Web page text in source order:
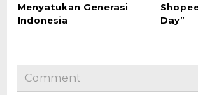
Menyatukan Generasi
Indonesia
Day”
Comment